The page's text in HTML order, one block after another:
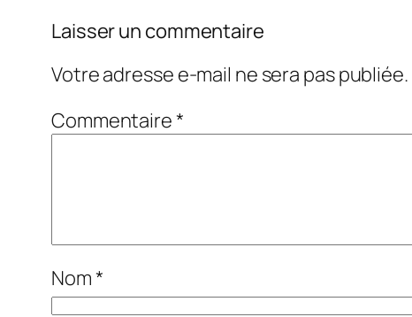
Laisser un commentaire
Votre adresse e-mail ne sera pas publiée.
Commentaire*
Nom*